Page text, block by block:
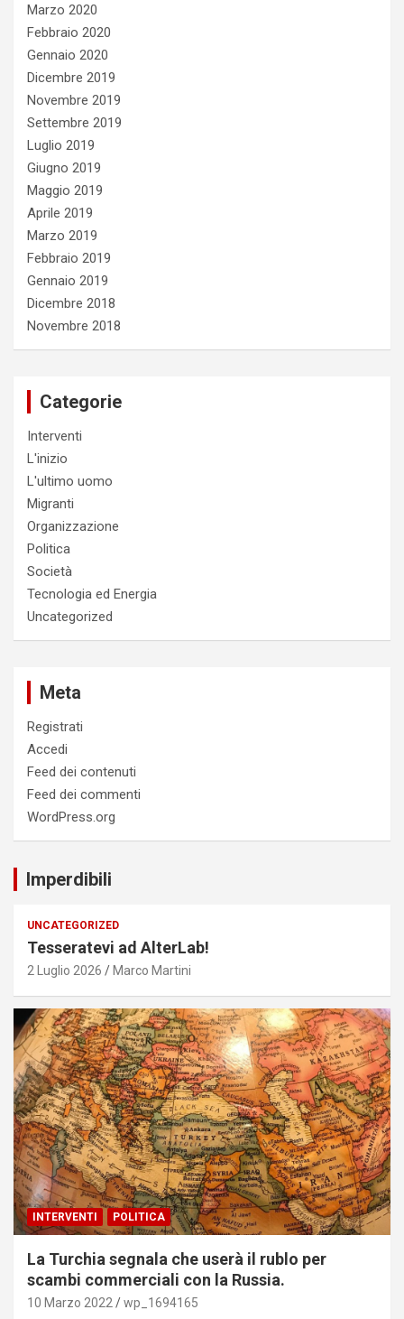
Marzo 2020
Febbraio 2020
Gennaio 2020
Dicembre 2019
Novembre 2019
Settembre 2019
Luglio 2019
Giugno 2019
Maggio 2019
Aprile 2019
Marzo 2019
Febbraio 2019
Gennaio 2019
Dicembre 2018
Novembre 2018
Categorie
Interventi
L'inizio
L'ultimo uomo
Migranti
Organizzazione
Politica
Società
Tecnologia ed Energia
Uncategorized
Meta
Registrati
Accedi
Feed dei contenuti
Feed dei commenti
WordPress.org
Imperdibili
UNCATEGORIZED
Tesseratevi ad AlterLab!
2 Luglio 2026 Marco Martini
INTERVENTI POLITICA
La Turchia segnala che userà il rublo per
scambi commerciali con la Russia.
10 Marzo 2022 wp_1694165